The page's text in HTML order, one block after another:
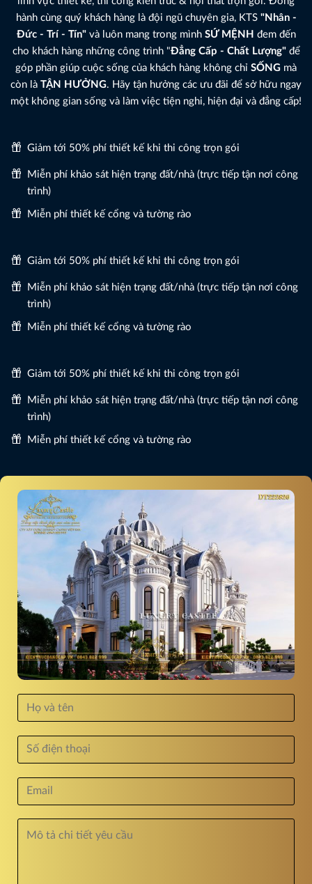
hành cùng quý khách hàng là đội ngũ chuyên gia, KTS "Nhân -
Đức - Trí - Tín"và luôn mang trong mình SỨ MỆNH đem đến
cho khách hàng những công trình "Đẳng Cấp - Chất Lượng"để
góp phần giúp cuộc sống của khách hàng không chỉ SỐNG mà
còn là TẬN HƯỞNG. Hãy tận hưởng các ưu đãi để sở hữu ngay
một không gian sống và làm việc tiện nghi, hiện đại và đẳng cấp!
Giảm tới 50% phí thiết kế khi thi công trọn gói
Miễn phí khảo sát hiện trạng đất/nhà (trực tiếp tận nơi công
trình)
Miễn phí thiết kế cổng và tường rào
Giảm tới 50% phí thiết kế khi thi công trọn gói
Miễn phí khảo sát hiện trạng đất/nhà (trực tiếp tận nơi công
trình)
Miễn phí thiết kế cổng và tường rào
Giảm tới 50% phí thiết kế khi thi công trọn gói
Miễn phí khảo sát hiện trạng đất/nhà (trực tiếp tận nơi công
trình)
Miễn phí thiết kế cổng và tường rào